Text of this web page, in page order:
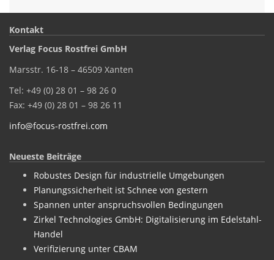
Kontakt
Verlag Focus Rostfrei GmbH
Marsstr. 16-18 – 46509 Xanten
Tel: +49 (0) 28 01 – 98 26 0
Fax: +49 (0) 28 01 – 98 26 11
info@focus-rostfrei.com
Neueste Beiträge
Robustes Design für industrielle Umgebungen
Planungssicherheit ist Schnee von gestern
Spannen unter anspruchsvollen Bedingungen
Zirkel Technologies GmbH: Digitalisierung im Edelstahl-
Handel
Verifizierung unter CBAM